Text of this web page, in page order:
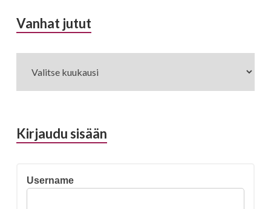
Vanhat jututVanhat
jutut
Kirjaudu sisään
Username